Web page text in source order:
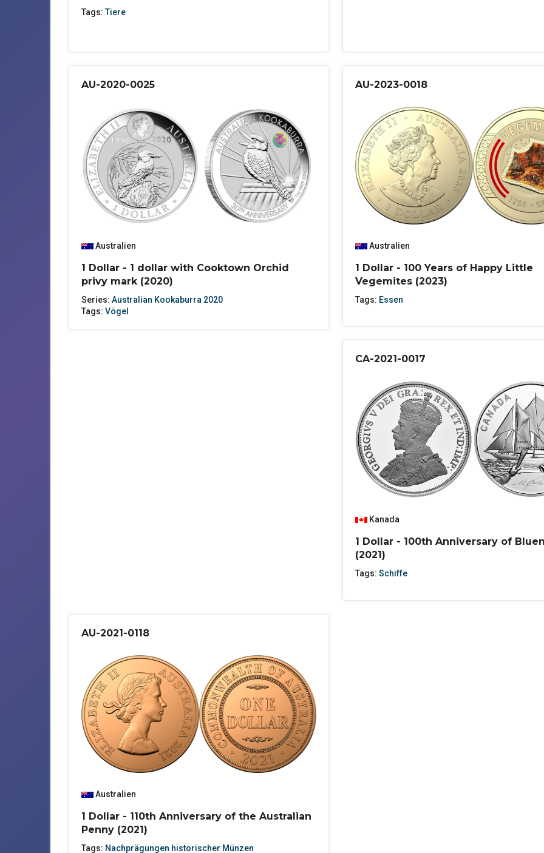
Tags:Tiere
AU-2020-0025
Australien
1 Dollar - 1 dollar with Cooktown Orchid
privy mark (2020)
Series: Australian Kookaburra 2020
Tags: Vögel
AU-2023-0018
Australien
1 Dollar - 100 Years of Happy Little
Vegemites (2023)
Tags: Essen
CA-2021-0017
Kanada
1 Dollar - 100th Anniversary of
(2021)
Tags:Schiffe
AU-2021-0118
Australien
1 Dollar - 110th Anniversary of the Australian
Penny (2021)
Tags: Nachprägungen historischer Münzen